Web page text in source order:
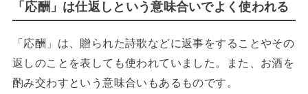
「応酬」は仕返しという意味合いでよく使われる
「応酬」は、贈られた詩歌などに返事をすることやその
返しのことを表しても使われていました。また、お酒を
酌み交わすという意味合いもあるものです。